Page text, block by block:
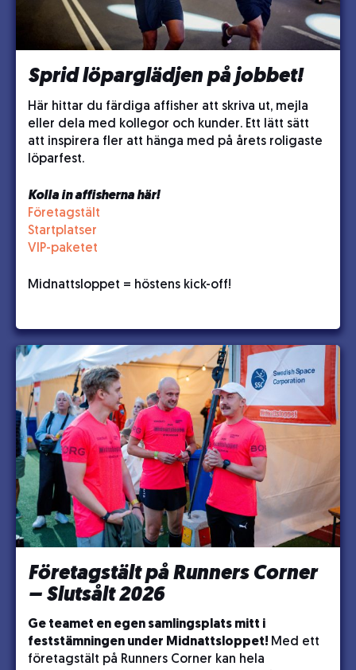
Sprid löparglädjen på jobbet!
Här hittar du färdiga affisher att skriva ut, mejla
eller dela med kollegor och kunder. Ett lätt sätt
att inspirera fler att hänga med på årets roligaste
löparfest.
Kolla in affisherna här!
Företagstält
Startplatser
VIP-paketet
Midnattsloppet = höstens kick-off!
Företagstält på Runners Corner
– Slutsålt 2026
Ge teamet en egen samlingsplats mitt i
feststämningen under Midnattsloppet! Med ett
företagstält på Runners Corner kan hela